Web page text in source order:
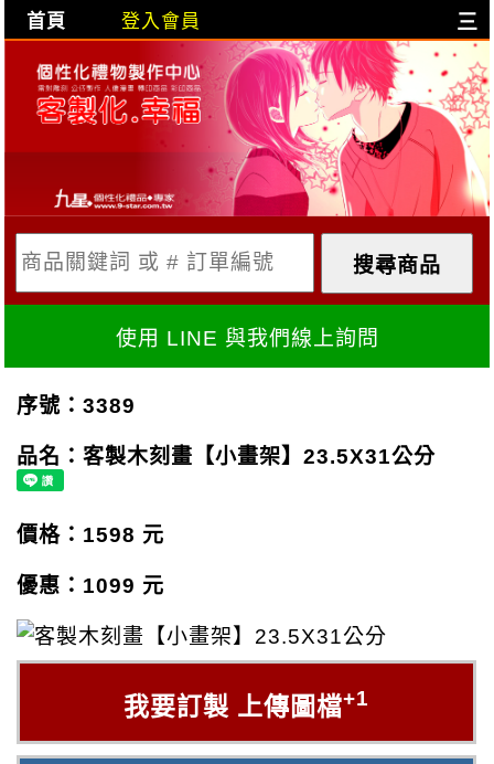
首頁 登入會員 三
購物車內容:
目前購物車是空的!
X
使用 LINE 與我們線上詢問